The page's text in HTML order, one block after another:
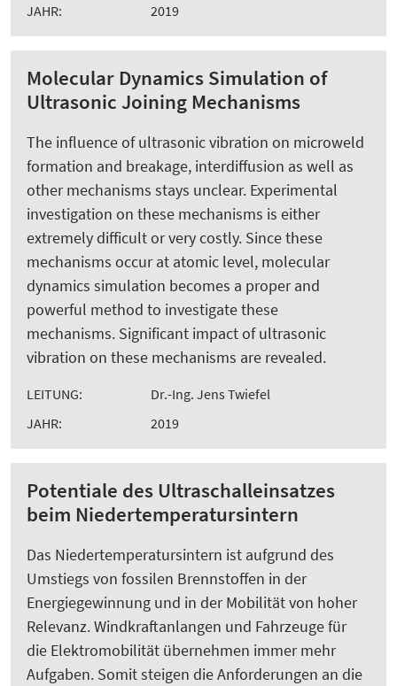
JAHR:
2019
Molecular Dynamics Simulation of
Ultrasonic Joining Mechanisms
The influence of ultrasonic vibration on microweld
formation and breakage, interdiffusion as well as
other mechanisms stays unclear. Experimental
investigation on these mechanisms is either
extremely difficult or very costly. Since these
mechanisms occur at atomic level, molecular
dynamics simulation becomes a proper and
powerful method to investigate these
mechanisms. Significant impact of ultrasonic
vibration on these mechanisms are revealed.
LEITUNG:
Dr.-Ing. Jens Twiefel
JAHR:
2019
Potentiale des Ultraschalleinsatzes
beim Niedertemperatursintern
Das Niedertemperatursintern ist aufgrund des
Umstiegs von fossilen Brennstoffen in der
Energiegewinnung und in der Mobilität von hoher
Relevanz. Windkraftanlangen und Fahrzeuge für
die Elektromobilität übernehmen immer mehr
Aufgaben. Somit steigen die Anforderungen an die